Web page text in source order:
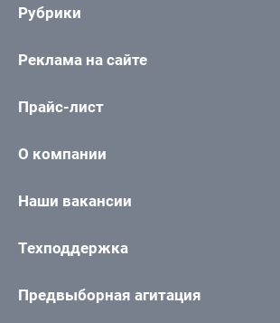
Рубрики
Реклама на сайте
Прайс-лист
О компании
Наши вакансии
Техподдержка
Предвыборная агитация